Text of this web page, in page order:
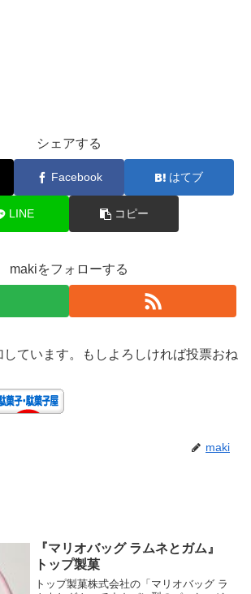
シェアする
Facebook はてブ
LINE コピー
makiをフォローする
ています。もしよろしければ投票おね
maki
『マリオバッグ ラムネとガム』
トップ製菓
トップ製菓株式会社の「マリオバッグ ラ